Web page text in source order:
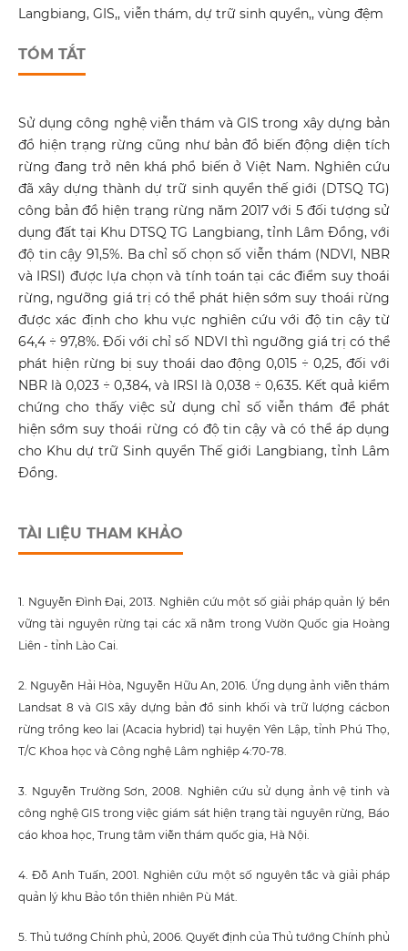
Langbiang, GIS,, viễn thám, dự trữ sinh quyển,, vùng đệm
TÓM TẮT
Sử dụng công nghệ viễn thám và GIS trong xây dựng bản
đồ hiện trạng rừng cũng như bản đồ biến động diện tích
rừng đang trở nên khá phổ biến ở Việt Nam. Nghiên cứu
đã xây dựng thành dự trữ sinh quyển thế giới (DTSQ TG)
công bản đồ hiện trạng rừng năm 2017 với 5 đối tượng sử
dụng đất tại Khu DTSQ TG Langbiang, tỉnh Lâm Đồng, với
độ tin cậy 91,5%. Ba chỉ số chọn số viễn thám (NDVI, NBR
và IRSI) được lựa chọn và tính toán tại các điểm suy thoái
rừng, ngưỡng giá trị có thể phát hiện sớm suy thoái rừng
được xác định cho khu vực nghiên cứu với độ tin cậy từ
64,4 ÷ 97,8%. Đối với chỉ số NDVI thì ngưỡng giá trị có thể
phát hiện rừng bị suy thoái dao động 0,015 ÷ 0,25, đối với
NBR là 0,023 ÷ 0,384, và IRSI là 0,038 ÷ 0,635. Kết quả kiểm
chứng cho thấy việc sử dụng chỉ số viễn thám để phát
hiện sớm suy thoái rừng có độ tin cậy và có thể áp dụng
cho Khu dự trữ Sinh quyển Thế giới Langbiang, tỉnh Lâm
Đồng.
TÀI LIỆU THAM KHẢO
1. Nguyễn Đình Đại, 2013. Nghiên cứu một số giải pháp quản lý bền
vững tài nguyên rừng tại các xã nằm trong Vườn Quốc gia Hoàng
Liên - tỉnh Lào Cai.
2. Nguyễn Hải Hòa, Nguyễn Hữu An, 2016. Ứng dụng ảnh viễn thám
Landsat 8 và GIS xây dựng bản đồ sinh khối và trữ lượng cácbon
rừng trồng keo lai (Acacia hybrid) tại huyện Yên Lập, tỉnh Phú Thọ,
T/C Khoa học và Công nghệ Lâm nghiệp 4:70-78.
3. Nguyễn Trường Sơn, 2008. Nghiên cứu sử dụng ảnh vệ tinh và
công nghệ GIS trong việc giám sát hiện trạng tài nguyên rừng, Báo
cáo khoa học, Trung tâm viễn thám quốc gia, Hà Nội.
4. Đỗ Anh Tuấn, 2001. Nghiên cứu một số nguyên tắc và giải pháp
quản lý khu Bảo tồn thiên nhiên Pù Mát.
5. Thủ tướng Chính phủ, 2006. Quyết định của Thủ tướng Chính phủ